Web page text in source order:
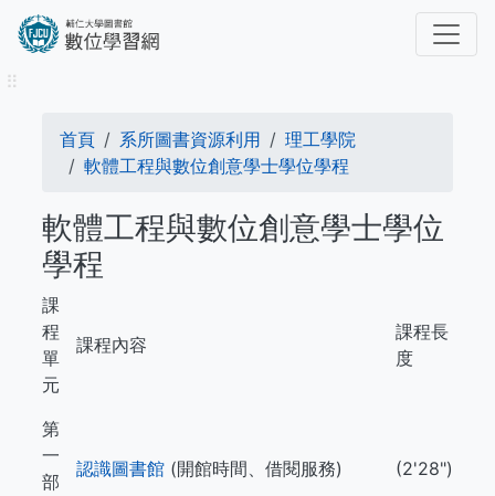
內
⠿
導
航
連
結
首頁 系所圖書資源利用
理工學院
軟體工程與數位創意學士學位學程
軟體工程與數位創意學士學位
學程
課
程
單
元
課程內容
課程長
度
第
一
部
認識圖書館 (開館時間、借閱服務) (2'28")